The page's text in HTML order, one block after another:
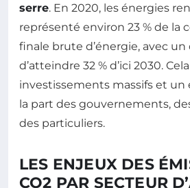
serre. En 2020, les énergies
représenté environ 23 % de la
finale brute d’énergie, avec
d’atteindre 32 % d’ici 2030.
investissements massifs et
la part des gouvernements,
des particuliers.
LES ENJEUX DES
CO2 PAR SECTEUR